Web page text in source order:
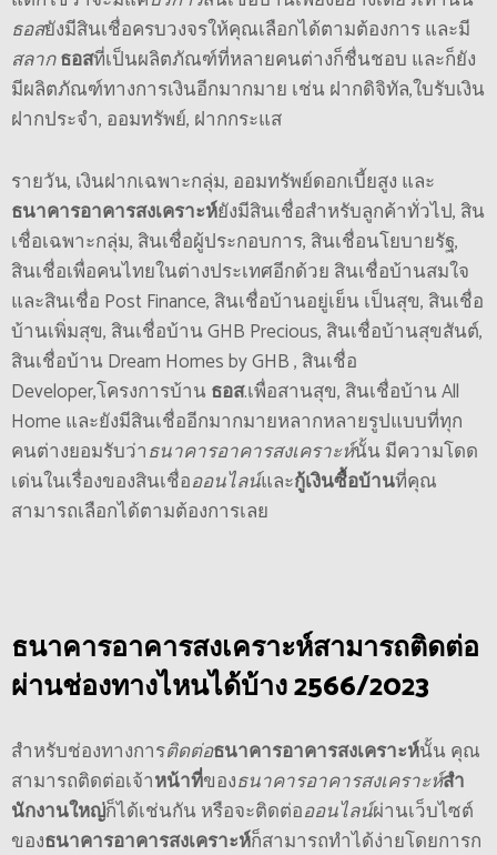
ธอสยังมีสินเชื่อครบวงจรให้คุณเลือกได้ตามต้องการ และมี
สลากธอสที่เป็นผลิตภัณฑ์ที่หลายคนต่างก็ชื่นชอบ และก็ยัง
มีผลิตภัณฑ์ทางการเงินอีกมากมาย เช่น ฝากดิจิทัล,ใบรับเงิน
ฝากประจำ, ออมทรัพย์, ฝากกระแส
รายวัน, เงินฝากเฉพาะกลุ่ม, ออมทรัพย์ดอกเบี้ยสูง และ
ธนาคารอาคารสงเคราะห์ยังมีสินเชื่อสำหรับลูกค้าทั่วไป, สิน
เชื่อเฉพาะกลุ่ม, สินเชื่อผู้ประกอบการ, สินเชื่อนโยบายรัฐ,
สินเชื่อเพื่อคนไทยในต่างประเทศอีกด้วย สินเชื่อบ้านสมใจ
และสินเชื่อ Post Finance, สินเชื่อบ้านอยู่เย็น เป็นสุข, สินเชื่อ
บ้านเพิ่มสุข, สินเชื่อบ้าน GHB Precious, สินเชื่อบ้านสุขสันต์,
สินเชื่อบ้าน Dream Homes by GHB , สินเชื่อ
Developer,โครงการบ้าน ธอส.เพื่อสานสุข, สินเชื่อบ้าน All
Home และยังมีสินเชื่ออีกมากมายหลากหลายรูปแบบที่ทุก
คนต่างยอมรับว่าธนาคารอาคารสงเคราะห์นั้น มีความโดด
เด่นในเรื่องของสินเชื่อออนไลน์และกู้เงินซื้อบ้านที่คุณ
สามารถเลือกได้ตามต้องการเลย
ธนาคารอาคารสงเคราะห์สามารถติดต่อ
ผ่านช่องทางไหนได้บ้าง2566/2023
สำหรับช่องทางการติดต่อธนาคารอาคารสงเคราะห์นั้น คุณ
สามารถติดต่อเจ้าหน้าที่ของธนาคารอาคารสงเคราะห์สํา
นักงานใหญ่ก็ได้เช่นกัน หรือจะติดต่อออนไลน์ผ่านเว็บไซต์
ของธนาคารอาคารสงเคราะห์ก็สามารถทำได้ง่ายโดยการก